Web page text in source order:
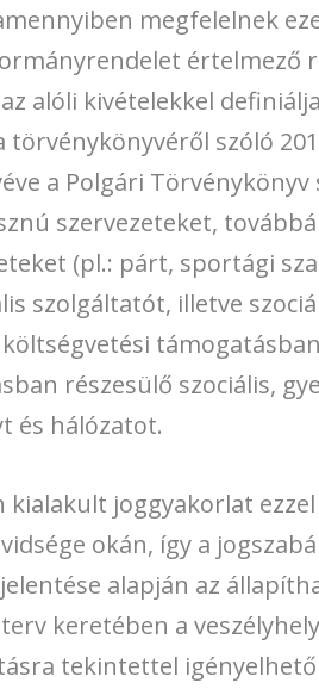
megfelelnek
értelmező
alóli kivételekkel
szóló
a Polgári
szervezeteket,
(pl.: párt, sportági
szolgáltatót, illetve
részesülő szociális,
és hálózatot.
kialakult joggyakorlat
okán, így a
alapján az
keretében a
tekintettel